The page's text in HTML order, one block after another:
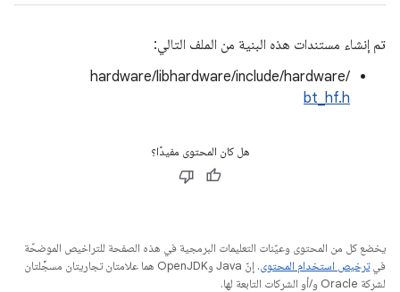
تم إنشاء مستندات هذه البنية من الملف التالي:
hardware/libhardware/include/hardware/
bt_hf.h
هل كان المحتوى مفيدًا؟
يخضع كل من المحتوى وعيّنات التعليمات البرمجية في هذه الصفحة للتراخيص الموضحّة
فيترخيص استخدام المحتوى
. إنّ Java وOpenJDK هما علامتان تجاريتان مسجَّلتان
لشركة Oracle و/أو الشركات التابعة لها.